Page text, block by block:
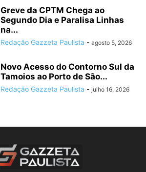
Greve da CPTM Chega ao
Segundo Dia e Paralisa Linhas
na...
Redação Gazzeta Paulista - agosto 5, 2026
Novo Acesso do Contorno Sul da
Tamoios ao Porto de São...
Redação Gazzeta Paulista - julho 16, 2026